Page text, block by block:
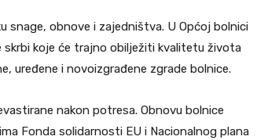
snage, obnove i zajedništva. U Općoj bolnici
koje će trajno obilježiti kvalitetu života
uređene i novoizgrađene zgrade bolnice.
nakon potresa. Obnovu bolnice
Fonda solidarnosti EU i Nacionalnog plana